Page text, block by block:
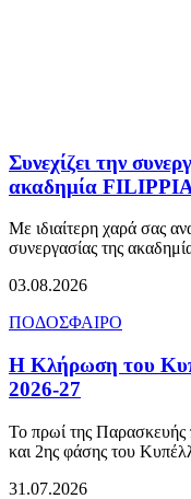
Συνεχίζει την
ακαδημία
Με ιδιαίτερη χαρά σας
συνεργασίας της
03.08.2026
ΠΟΔΟΣΦΑΙΡΟ
Η Κλήρωση του
2026-27
Το πρωί της Παρασκευής
και 2ης φάσης του
31.07.2026